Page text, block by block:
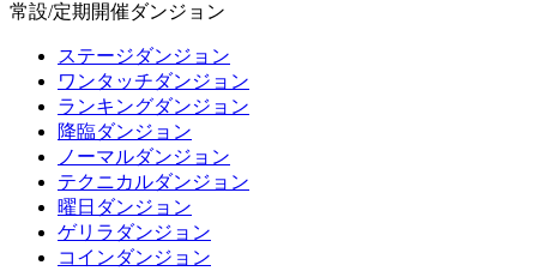
常設/定期開催ダンジョン
ステージダンジョン
ワンタッチダンジョン
ランキングダンジョン
降臨ダンジョン
ノーマルダンジョン
テクニカルダンジョン
曜日ダンジョン
ゲリラダンジョン
コインダンジョン